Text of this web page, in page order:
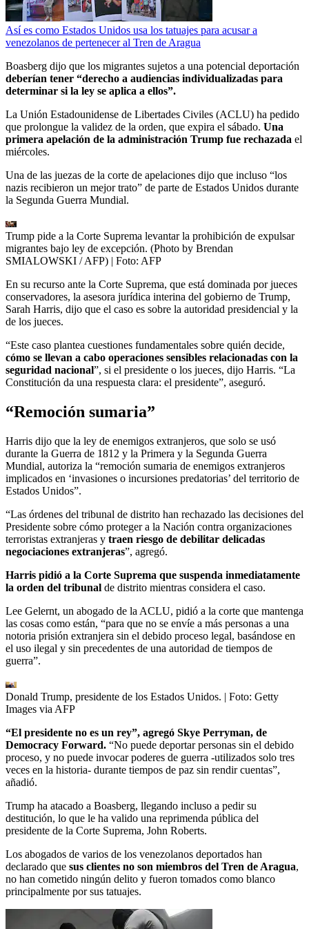
Así es como Estados Unidos usa los tatuajes para acusar a
venezolanos de pertenecer al Tren de Aragua
Boasberg dijo que los migrantes sujetos a una potencial deportación
deberían tener “derecho a audiencias individualizadas para
determinar si la ley se aplica a ellos”.
La Unión Estadounidense de Libertades Civiles (ACLU) ha pedido
que prolongue la validez de la orden, que expira el sábado. Una
primera apelación de la administración Trump fue rechazada el
miércoles.
Una de las juezas de la corte de apelaciones dijo que incluso “los
nazis recibieron un mejor trato” de parte de Estados Unidos durante
la Segunda Guerra Mundial.
Trump pide a la Corte Suprema levantar la prohibición de expulsar
migrantes bajo ley de excepción. (Photo by Brendan
SMIALOWSKI / AFP) | Foto: AFP
En su recurso ante la Corte Suprema, que está dominada por jueces
conservadores, la asesora jurídica interina del gobierno de Trump,
Sarah Harris, dijo que el caso es sobre la autoridad presidencial y la
de los jueces.
“Este caso plantea cuestiones fundamentales sobre quién decide,
cómo se llevan a cabo operaciones sensibles relacionadas con la
seguridad nacional”, si el presidente o los jueces, dijo Harris. “La
Constitución da una respuesta clara: el presidente”, aseguró.
“Remoción sumaria”
Harris dijo que la ley de enemigos extranjeros, que solo se usó
durante la Guerra de 1812 y la Primera y la Segunda Guerra
Mundial, autoriza la “remoción sumaria de enemigos extranjeros
implicados en ‘invasiones o incursiones predatorias’ del territorio de
Estados Unidos”.
“Las órdenes del tribunal de distrito han rechazado las decisiones del
Presidente sobre cómo proteger a la Nación contra organizaciones
terroristas extranjeras y traen riesgo de debilitar delicadas
negociaciones extranjeras”, agregó.
Harris pidió a la Corte Suprema que suspenda inmediatamente
la orden del tribunal de distrito mientras considera el caso.
Lee Gelernt, un abogado de la ACLU, pidió a la corte que mantenga
las cosas como están, “para que no se envíe a más personas a una
notoria prisión extranjera sin el debido proceso legal, basándose en
el uso ilegal y sin precedentes de una autoridad de tiempos de
guerra”.
Donald Trump, presidente de los Estados Unidos. | Foto: Getty
Images via AFP
“El presidente no es un rey”, agregó Skye Perryman, de
Democracy Forward. “No puede deportar personas sin el debido
proceso, y no puede invocar poderes de guerra -utilizados solo tres
veces en la historia- durante tiempos de paz sin rendir cuentas”,
añadió.
Trump ha atacado a Boasberg, llegando incluso a pedir su
destitución, lo que le ha valido una reprimenda pública del
presidente de la Corte Suprema, John Roberts.
Los abogados de varios de los venezolanos deportados han
declarado que sus clientes no son miembros del Tren de Aragua,
no han cometido ningún delito y fueron tomados como blanco
principalmente por sus tatuajes.